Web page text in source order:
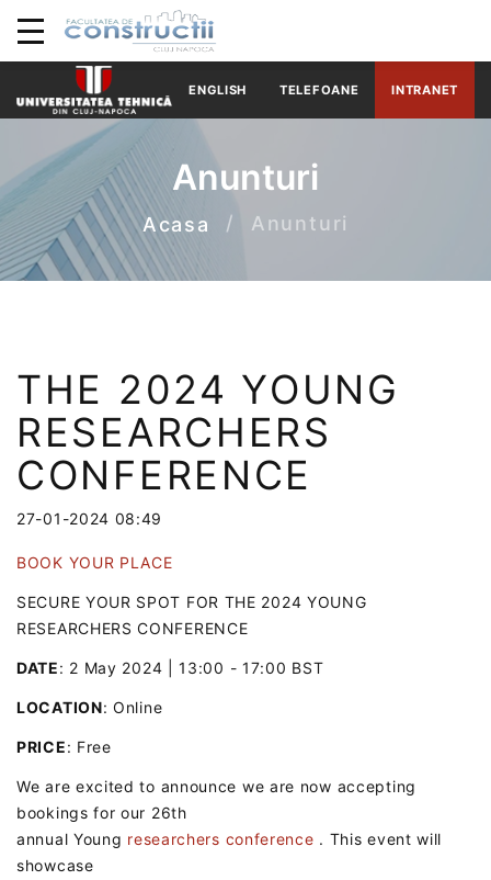
ENGLISH TELEFOANE INTRANET
Anunturi
Acasa Anunturi
THE 2024 YOUNG
RESEARCHERS
CONFERENCE
27-01-2024 08:49
BOOK YOUR PLACE
SECURE YOUR SPOT FOR THE 2024 YOUNG
RESEARCHERS CONFERENCE
DATE: 2 May 2024 | 13:00 - 17:00 BST
LOCATION: Online
PRICE: Free
We are excited to announce we are now accepting
bookings for our 26th
annual Young researchers conference . This event will
showcase